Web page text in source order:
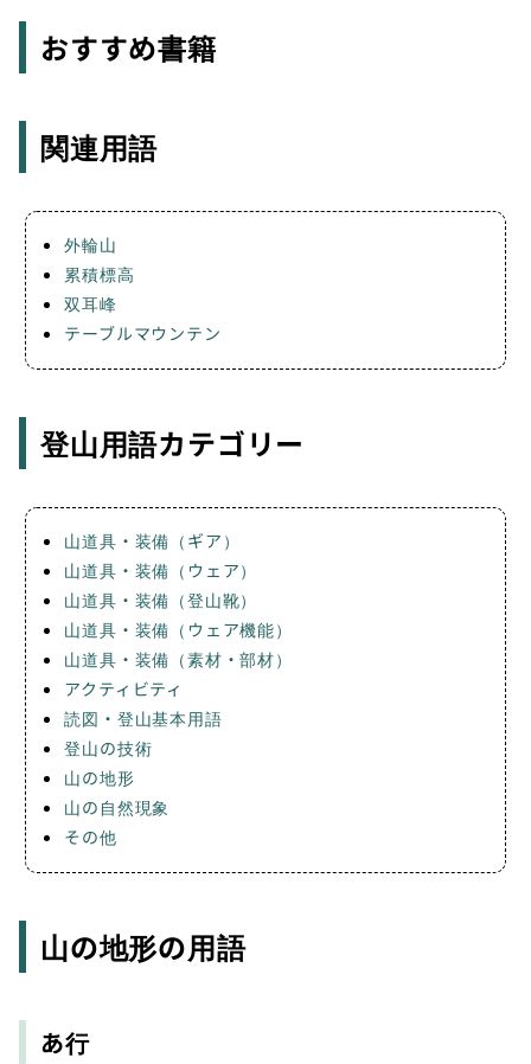
おすすめ書籍
関連用語
外輪山
累積標高
双耳峰
テーブルマウンテン
登山用語カテゴリー
山道具・装備（ギア）
山道具・装備（ウェア）
山道具・装備（登山靴）
山道具・装備（ウェア機能）
山道具・装備（素材・部材）
アクティビティ
読図・登山基本用語
登山の技術
山の地形
山の自然現象
その他
山の地形の用語
あ行